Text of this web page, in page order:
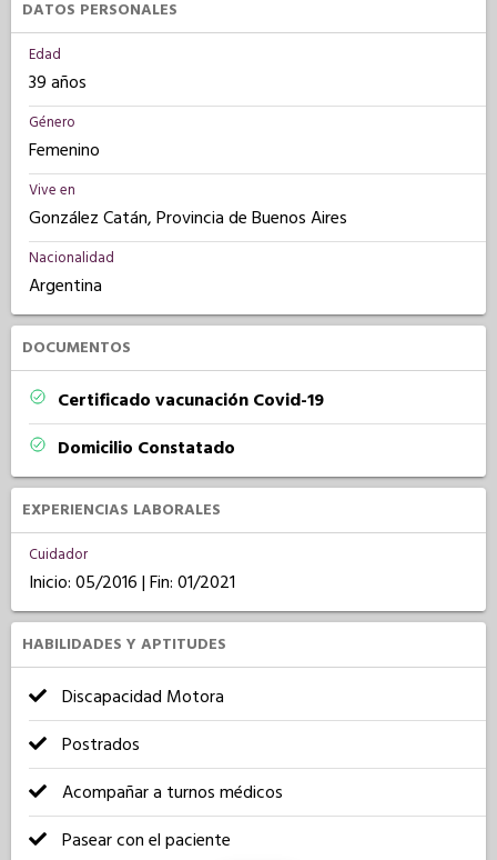
DATOS PERSONALES
Edad
39 años
Género
Femenino
Vive en
González Catán, Provincia de Buenos Aires
Nacionalidad
Argentina
DOCUMENTOS
Certificado vacunación Covid-19
Domicilio Constatado
EXPERIENCIAS LABORALES
Cuidador
Inicio: 05/2016 | Fin: 01/2021
HABILIDADES Y APTITUDES
Discapacidad Motora
Postrados
Acompañar a turnos médicos
Pasear con el paciente